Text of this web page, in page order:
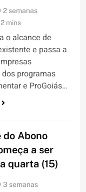
2 semanas
2 mins
o alcance de
e passa a
programas
e ProGoiás…
Abono
a ser
quarta (15)
3 semanas